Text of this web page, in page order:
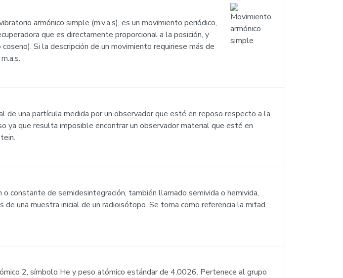
armónico simple (m.v.a.s), es un movimiento periódico,
que es directamente proporcional a la posición, y
Si la descripción de un movimiento requiriese más de
una partícula medida por un observador que esté en reposo respecto a la
ya que resulta imposible encontrar un observador material que esté en
constante de semidesintegración, también llamado semivida o hemivida,
una muestra inicial de un radioisótopo. Se toma como referencia la mitad
2, símbolo He y peso atómico estándar de 4,0026. Pertenece al grupo